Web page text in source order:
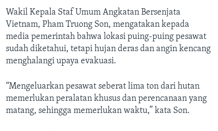
Wakil Kepala Staf Umum Angkatan Bersenjata
Vietnam, Pham Truong Son, mengatakan kepada
media pemerintah bahwa lokasi puing-puing pesawat
sudah diketahui, tetapi hujan deras dan angin kencang
menghalangi upaya evakuasi.
“Mengeluarkan pesawat seberat lima ton dari hutan
memerlukan peralatan khusus dan perencanaan yang
matang, sehingga memerlukan waktu,” kata Son.